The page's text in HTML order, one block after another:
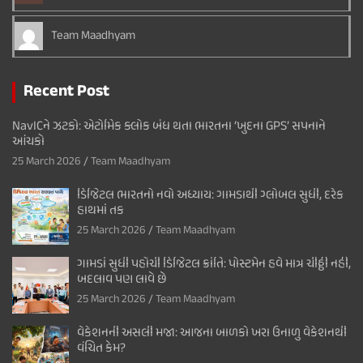
Team Maadhyam
Recent Post
NavICને ઝટકો: એટોમિક ક્લોક બંધ થતા ભારતના ‘ખુદના GPS’ સપનાને
આંચકો
25 March 2026 Team Maadhyam
ડિજિટલ ભારતનો નવો અધ્યાય: ગામડાથી ગ્લોબલ સુધી, દરેક
હાથમાં તક
25 March 2026 Team Maadhyam
ગામડાં સુધી પહોંચી ડિજિટલ ક્રાંતિ: પોસ્ટમેન હવે માત્ર ચીઠ્ઠી નહીં,
બદલાવ પણ લાવે છે
25 March 2026 Team Maadhyam
વેકેશનની અસલી મજા: આજના બાળકો ખરા ઉનાળુ વેકેશનથી
વંચિત કેમ?